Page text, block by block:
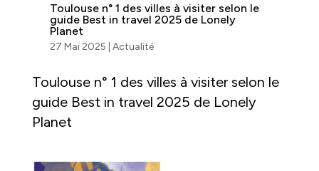
Toulouse n° 1 des villes à visiter selon le
guide Best in travel 2025 de Lonely
Planet
27 Mai 2025 Actualité
Toulouse n° 1 des villes à visiter selon le
guide Best in travel 2025 de Lonely
Planet